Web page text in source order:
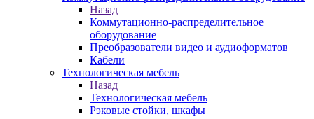
Назад
Коммутационно-распределительное
оборудование
Преобразователи видео и аудиоформатов
Кабели
Технологическая мебель
Назад
Технологическая мебель
Рэковые стойки, шкафы